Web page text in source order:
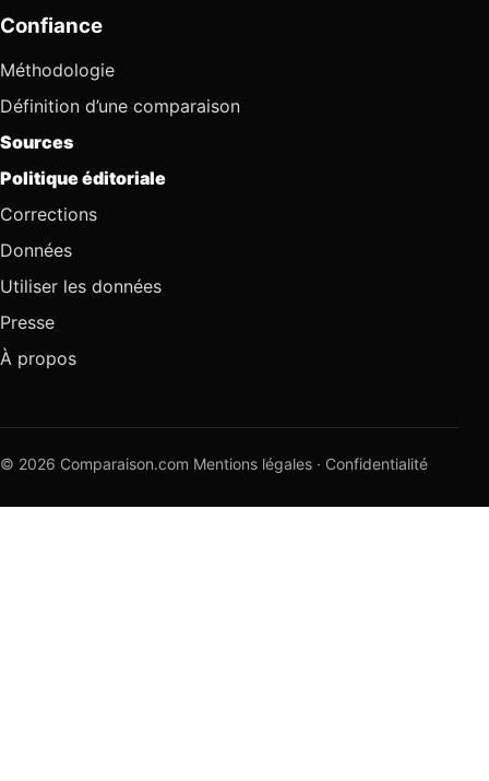
Confiance
Méthodologie
Définition d’une comparaison
Sources
Politique éditoriale
Corrections
Données
Utiliser les données
Presse
À propos
© 2026 Comparaison.com Mentions légales · Confidentialité